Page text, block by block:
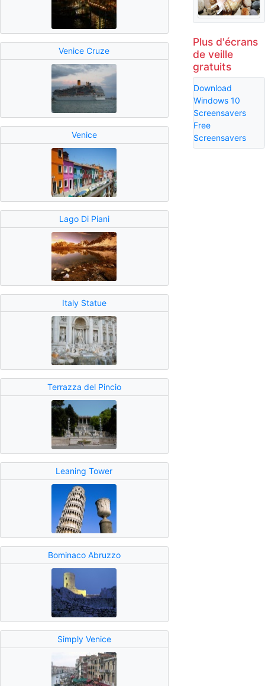
Venice Cruze
Venice
Lago Di Piani
Italy Statue
Terrazza del Pincio
Leaning Tower
Bominaco Abruzzo
Simply Venice
Plus d'écrans
de veille
gratuits
Download
Windows 10
Screensavers
Free
Screensavers